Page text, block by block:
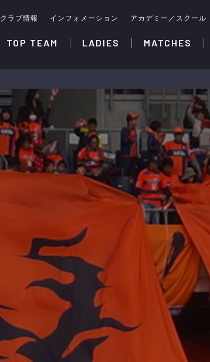
クラブ情報 インフォメーション アカデミー／スクール
TOP TEAM LADIES MATCHES